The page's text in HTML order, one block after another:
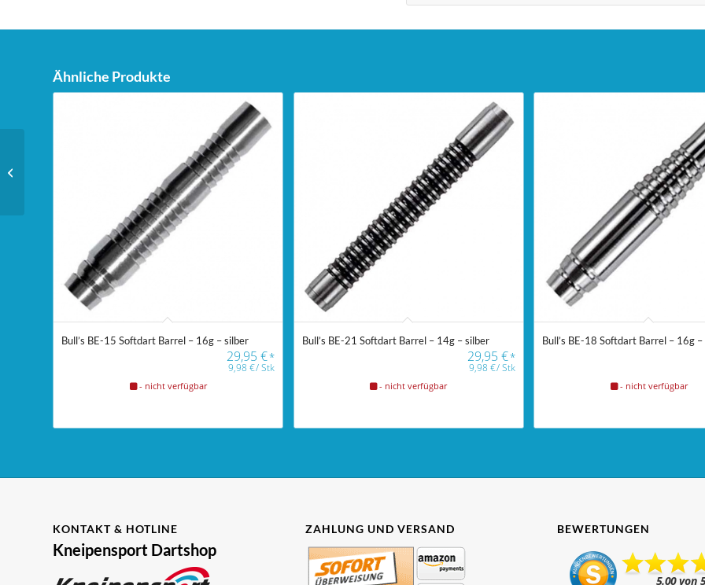
Ähnliche Produkte
Bull’s BE-15 Softdart Barrel – 16g – silber
29,95€*
9,98€/Stk
- nicht verfügbar
Bull’s BE-21 Softdart Barrel – 14g – silber
29,95€*
9,98 €/Stk
- nicht verfügbar
Bull’s BE-18 Softdart Barrel – 16g
- nicht verfügbar
KONTAKT & HOTLINE
Kneipensport Dartshop
ZAHLUNG UND VERSAND BEWERTUNGEN